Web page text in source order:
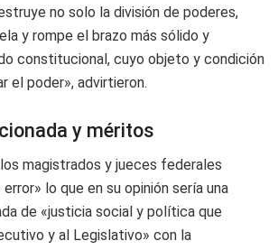
no solo la división de poderes,
y rompe el brazo más sólido y
constitucional, cuyo objeto y condición
el poder», advirtieron.
y méritos
magistrados y jueces federales
lo que en su opinión sería una
de «justicia social y política que
y al Legislativo» con la